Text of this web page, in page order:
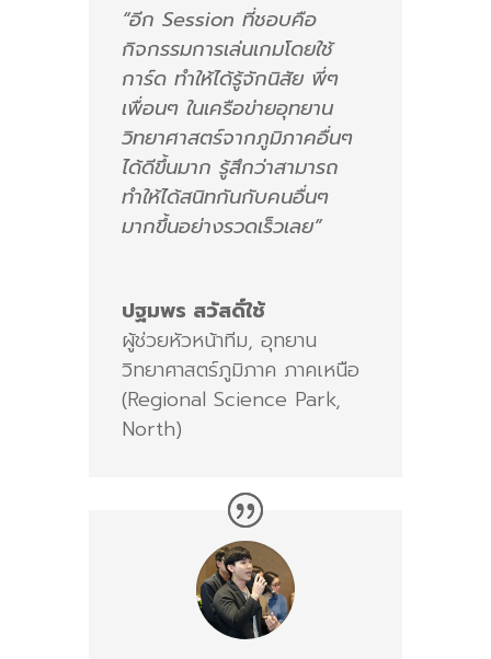
“อีก Session ที่ชอบคือ
กิจกรรมการเล่นเกมโดยใช้
การ์ด ทำให้ได้รู้จักนิสัย พี่ๆ
เพื่อนๆ ในเครือข่ายอุทยาน
วิทยาศาสตร์จากภูมิภาคอื่นๆ
ได้ดีขึ้นมาก รู้สึกว่าสามารถ
ทำให้ได้สนิทกันกับคนอื่นๆ
มากขึ้นอย่างรวดเร็วเลย”
ปฐมพร สวัสดิ์ใช้
ผู้ช่วยหัวหน้าทีม, อุทยาน
วิทยาศาสตร์ภูมิภาค ภาคเหนือ
(Regional Science Park,
North)